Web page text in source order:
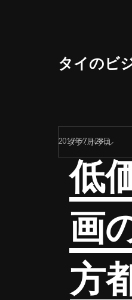
ン
ツ
キ
ッ
プ
タイのビ
タグ:ホテル
2017年7月28日
低
画
方